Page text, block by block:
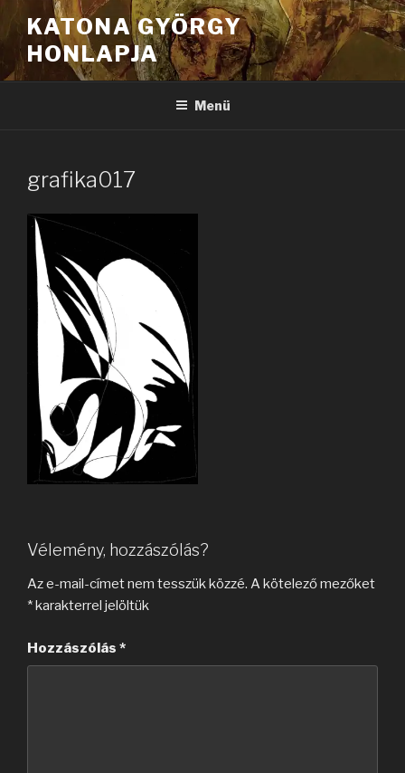
Tartalomhoz
KATONA GYÖRGY
HONLAPJA
Menü
grafika017
Vélemény, hozzászólás?
Az e-mail-címet nem tesszük közzé. A kötelező mezőket
*karakterrel jelöltük
Hozzászólás *